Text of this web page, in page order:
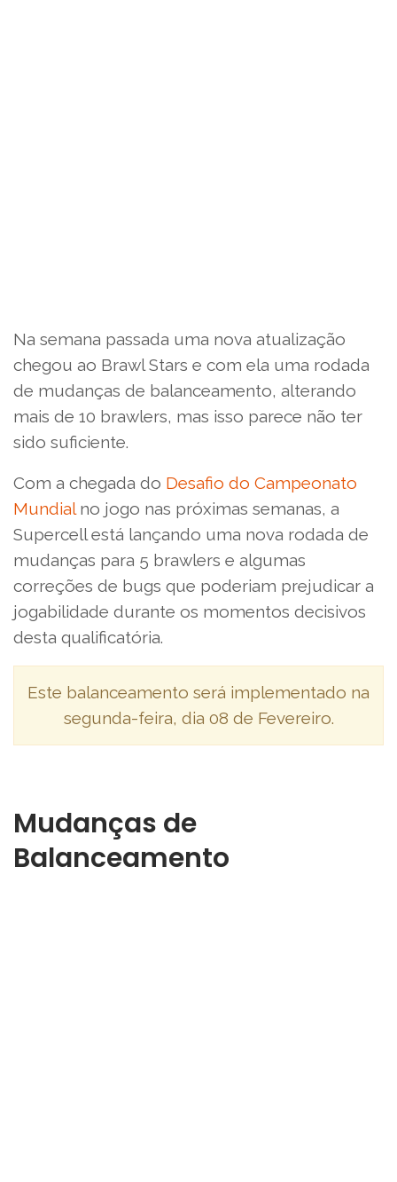
Na semana passada uma nova atualização
chegou ao Brawl Stars e com ela uma rodada
de mudanças de balanceamento, alterando
mais de 10 brawlers, mas isso parece não ter
sido suficiente.
Com a chegada do Desafio do Campeonato
Mundialno jogo nas próximas semanas, a
Supercell está lançando uma nova rodada de
mudanças para 5 brawlers e algumas
correções de bugs que poderiam prejudicar a
jogabilidade durante os momentos decisivos
desta qualificatória.
Este balanceamento será implementado na
segunda-feira, dia 08 de Fevereiro.
Mudanças de
Balanceamento